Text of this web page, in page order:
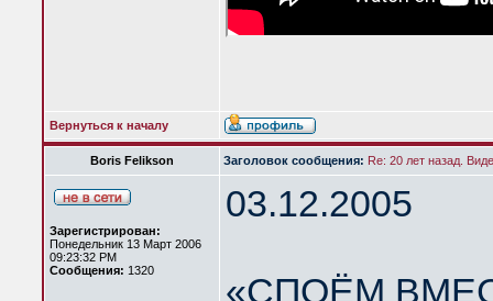
Вернуться к началу
Boris Felikson Заголовок сообщения: Re: 20 лет назад.
Зарегистрирован:
Понедельник 13 Март 2006
09:23:32 PM
Сообщения: 1320
03.12.2005
«СПОЁМ